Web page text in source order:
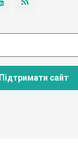
Підтримати сайт